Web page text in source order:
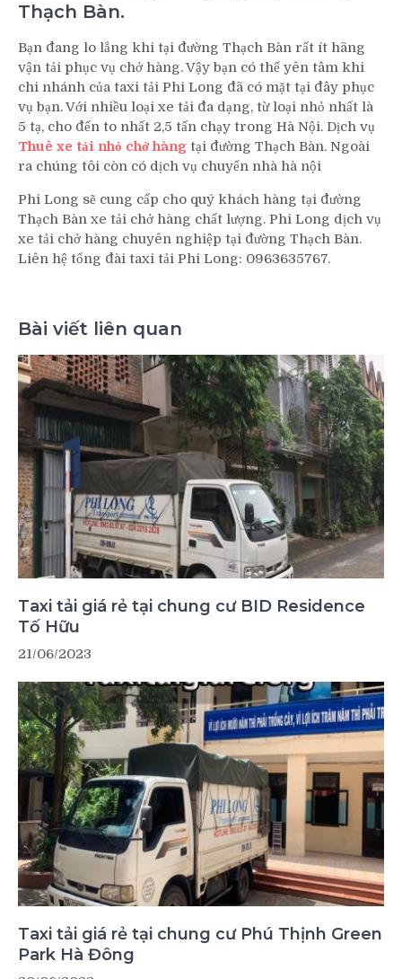
Thạch Bàn.
Bạn đang lo lắng khi tại đường Thạch Bàn rất ít hãng
vận tải phục vụ chở hàng. Vậy bạn có thể yên tâm khi
chi nhánh của taxi tải Phi Long đã có mặt tại đây phục
vụ bạn. Với nhiều loại xe tải đa dạng, từ loại nhỏ nhất là
5 tạ, cho đến to nhất 2,5 tấn chạy trong Hà Nội. Dịch vụ
Thuê xe tải nhỏ chở hàng tại đường Thạch Bàn. Ngoài
ra chúng tôi còn có dịch vụ chuyển nhà hà nội
Phi Long sẽ cung cấp cho quý khách hàng tại đường
Thạch Bàn xe tải chở hàng chất lượng. Phi Long dịch vụ
xe tải chở hàng chuyên nghiệp tại đường Thạch Bàn.
Liên hệ tổng đài taxi tải Phi Long: 0963635767.
Bài viết liên quan
Taxi tải giá rẻ tại chung cư BID Residence
Tố Hữu
21/06/2023
Taxi tải giá rẻ tại chung cư Phú Thịnh Green
Park Hà Đông